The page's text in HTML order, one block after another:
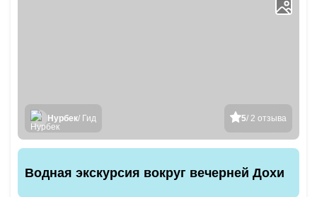
5/ 2 отзыва
Нурбек/ Гид
Водная экскурсия вокруг вечерней Дохи